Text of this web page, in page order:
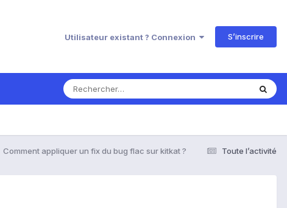
Utilisateur existant ? Connexion S’inscrire
Toute l’activité
Comment appliquer un fix du bug flac sur kitkat ?